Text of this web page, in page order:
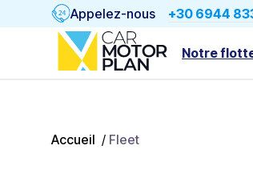
Appelez-nous +30 6944
Notre
Accueil / Fleet